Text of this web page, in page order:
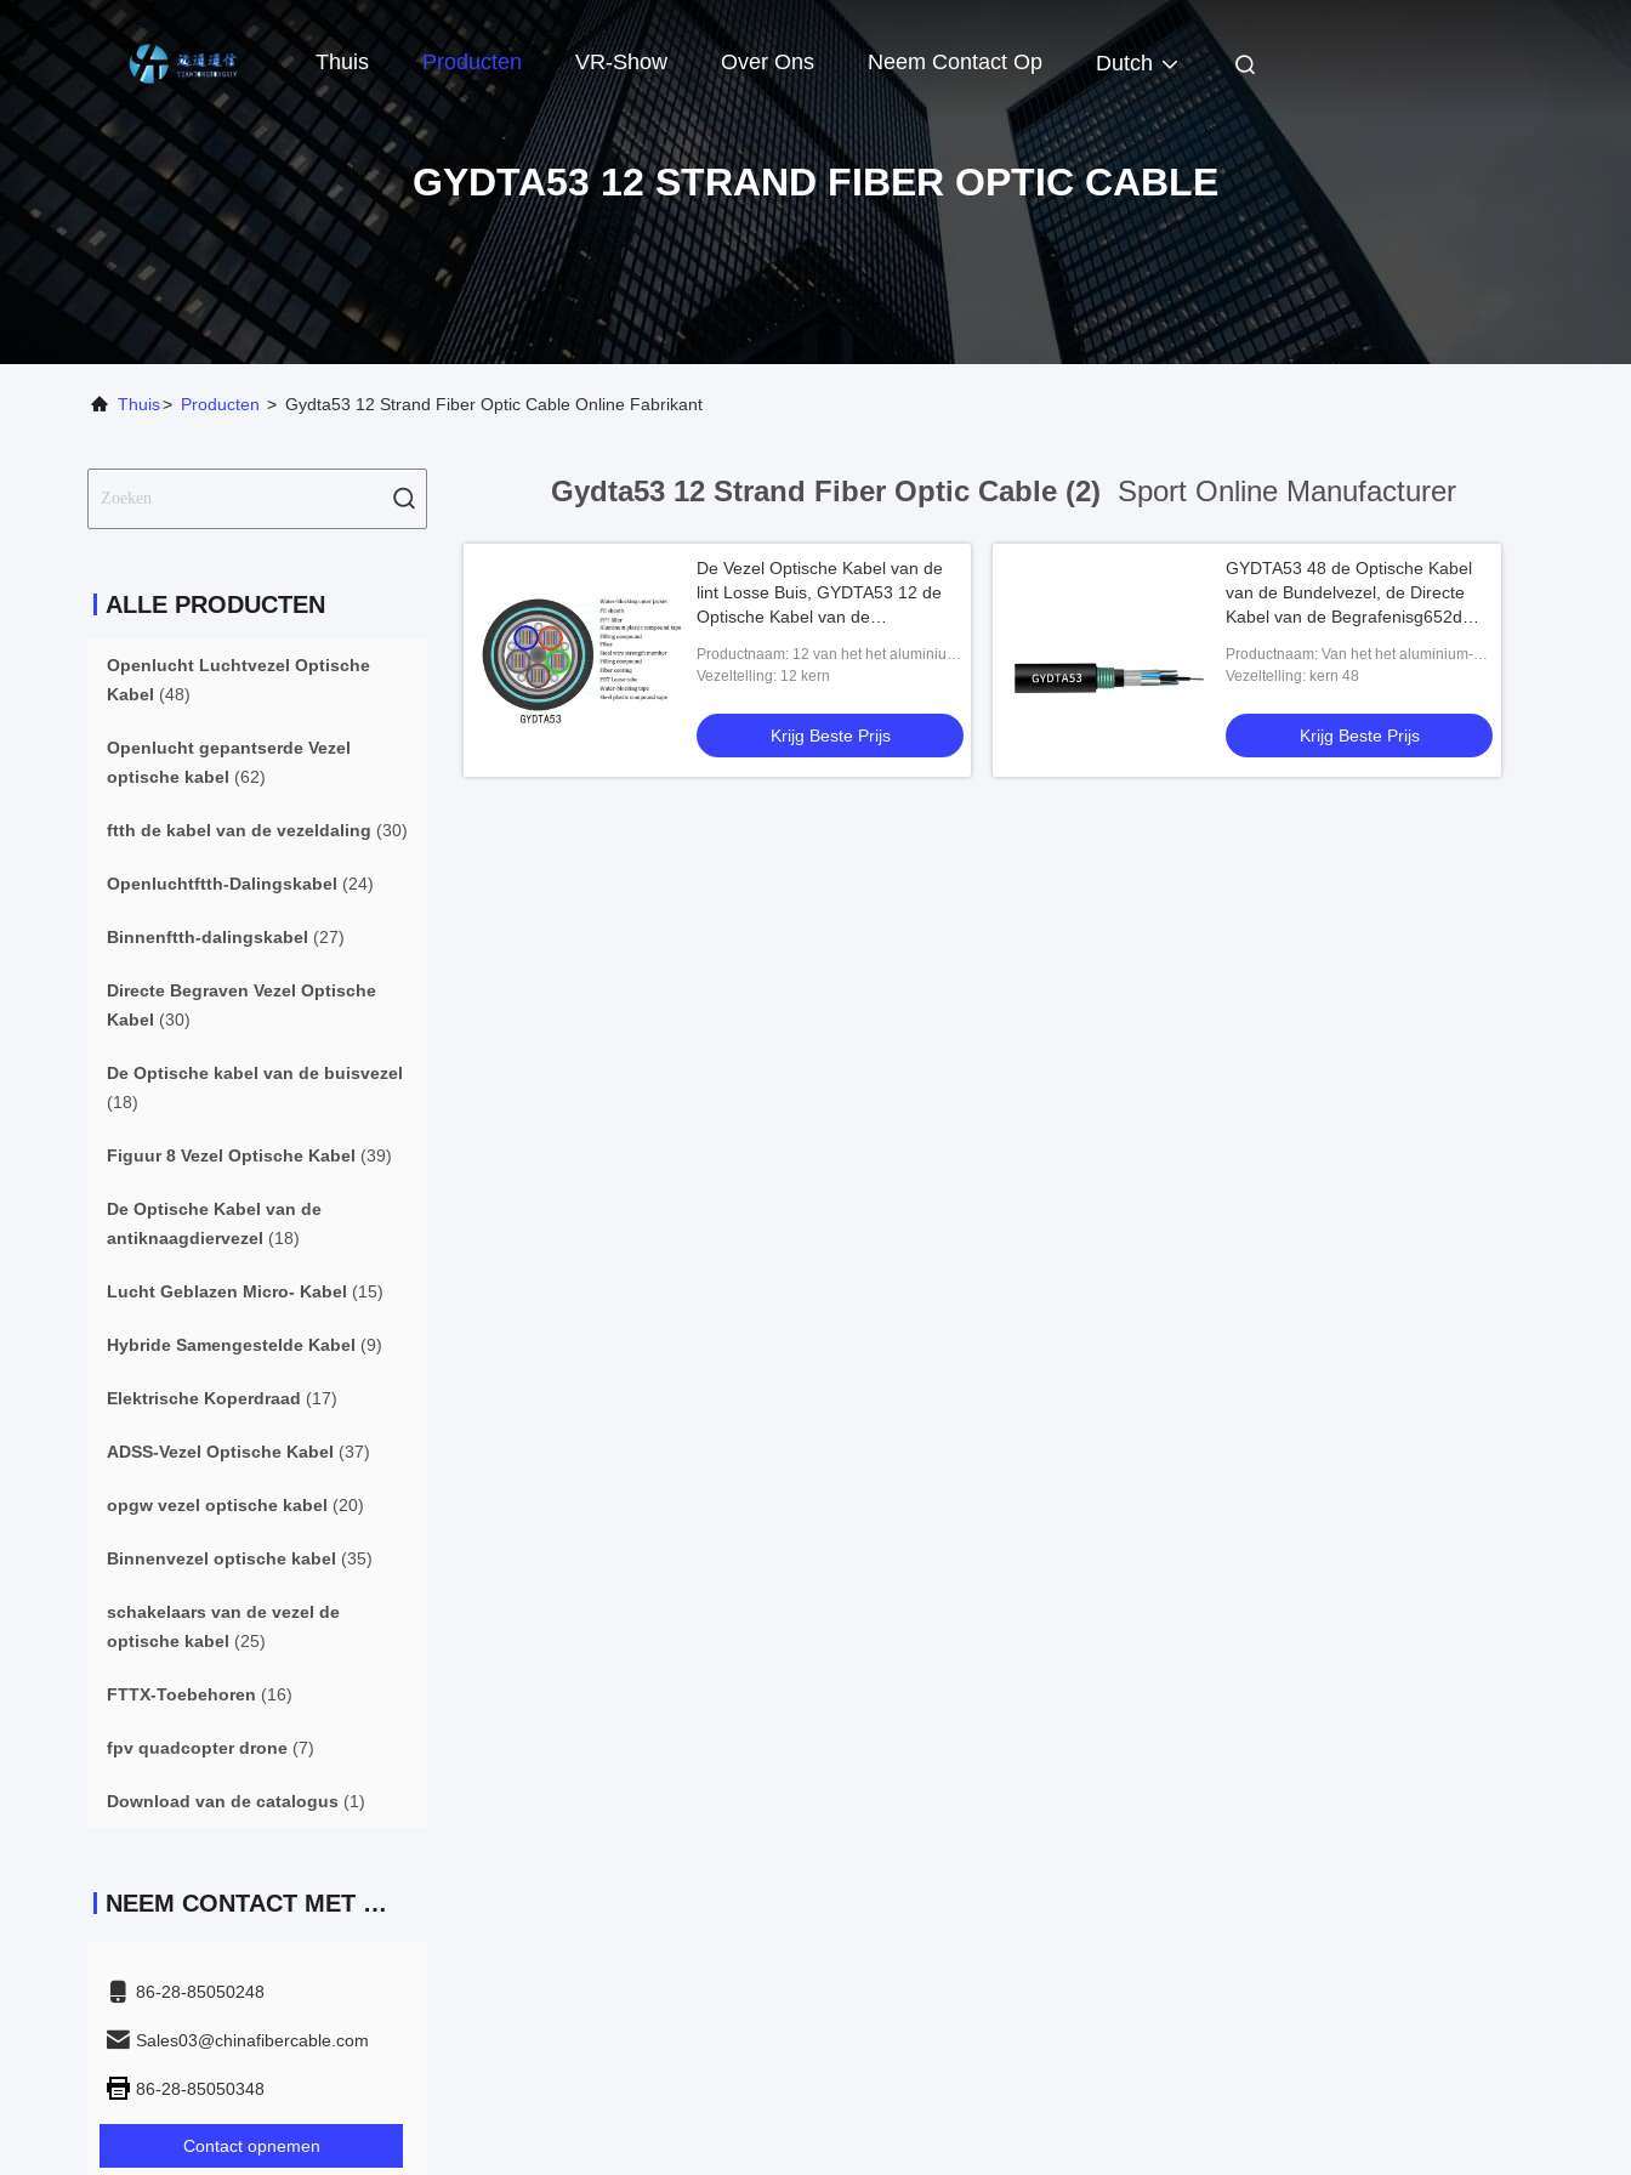
Thuis Producten VR-Show Over Ons Neem Contact Op Dutch
GYDTA53 12 STRAND FIBER OPTIC CABLE
Thuis> Producten > Gydta53 12 Strand Fiber Optic Cable Online Fabrikant
ALLE PRODUCTEN
Openlucht Luchtvezel Optische
Kabel (48)
Openlucht gepantserde Vezel
optische kabel (62)
ftth de kabel van de vezeldaling (30)
Openluchtftth-Dalingskabel (24)
Binnenftth-dalingskabel (27)
Directe Begraven Vezel Optische
Kabel (30)
De Optische kabel van de buisvezel
(18)
Figuur 8 Vezel Optische Kabel (39)
De Optische Kabel van de
antiknaagdiervezel (18)
Lucht Geblazen Micro- Kabel (15)
Hybride Samengestelde Kabel (9)
Elektrische Koperdraad (17)
ADSS-Vezel Optische Kabel (37)
opgw vezel optische kabel (20)
Binnenvezel optische kabel (35)
schakelaars van de vezel de
optische kabel (25)
FTTX-Toebehoren (16)
fpv quadcopter drone (7)
Download van de catalogus (1)
NEEM CONTACT MET ONS OP
86-28-85050248
Sales03@chinafibercable.com
86-28-85050348
Contact opnemen
Gydta53 12 Strand Fiber Optic Cable (2) Sport Online Manufacturer
De Vezel Optische Kabel van de
lint Losse Buis, GYDTA53 12 de
Optische Kabel van de
Productnaam: 12 van het het aluminium-
PE van de het Lint de Losse Buis van de
Vezeltelling: 12 kern
Krijg Beste Prijs
GYDTA53 48 de Optische Kabel
van de Bundelvezel, de Directe
Kabel van de Begrafenisg652d
Productnaam: Van het het aluminium-PE
van de het Lint de Losse Buis van de 48
Vezeltelling: kern 48
Krijg Beste Prijs